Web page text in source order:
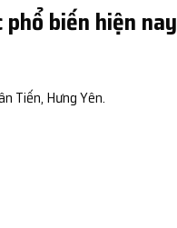
phổ biến hiện nay
Tiến, Hưng Yên.